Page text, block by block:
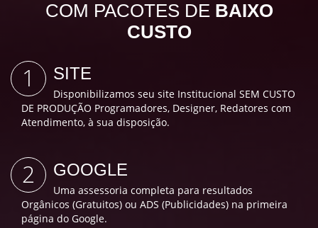
COM PACOTES DE BAIXO
CUSTO
1 SITE
Disponibilizamos seu site Institucional SEM CUSTO
DE PRODUÇÃO Programadores, Designer, Redatores com
Atendimento, à sua disposição.
2 GOOGLE
Uma assessoria completa para resultados
Orgânicos (Gratuitos) ou ADS (Publicidades) na primeira
página do Google.